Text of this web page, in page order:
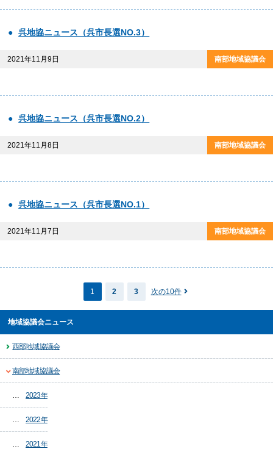
呉地協ニュース（呉市長選NO.3）
2021年11月9日
呉地協ニュース（呉市長選NO.2）
2021年11月8日
呉地協ニュース（呉市長選NO.1）
2021年11月7日
1 2 3 次の10件
地域協議会ニュース
西部地域協議会
南部地域協議会
2023年
2022年
2021年